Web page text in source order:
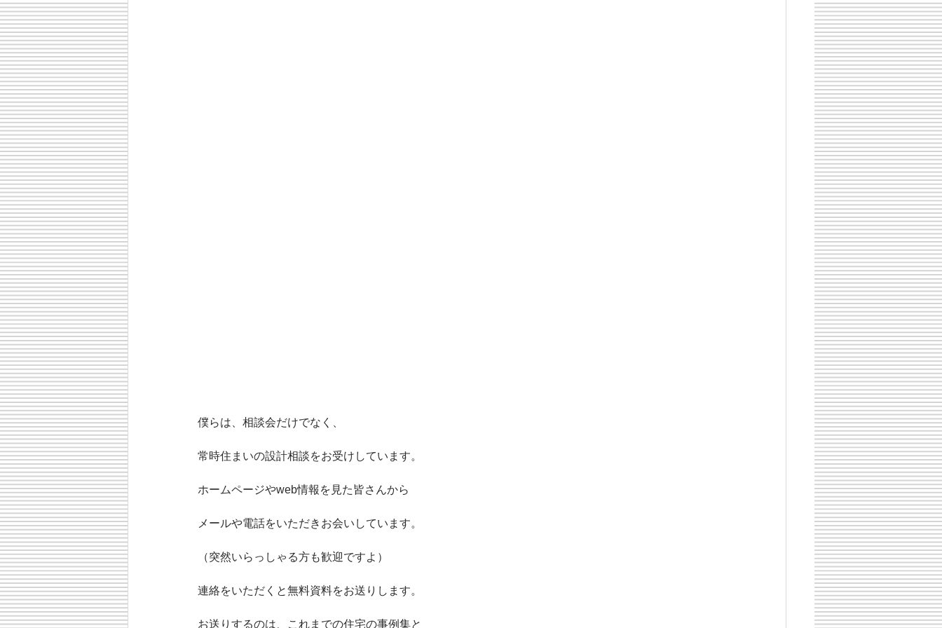
僕らは、相談会だけでなく、
常時住まいの設計相談をお受けしています。
ホームページやweb情報を見た皆さんから
メールや電話をいただきお会いしています。
（突然いらっしゃる方も歓迎ですよ）
連絡をいただくと無料資料をお送りします。
お送りするのは、これまでの住宅の事例集と